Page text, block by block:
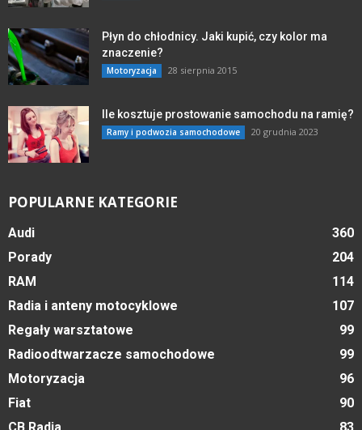
Płyn do chłodnicy. Jaki kupić, czy kolor ma
znaczenie?
Motoryzacja 28 sierpnia 2015
Ile kosztuje prostowanie samochodu na ramię?
Ramy i podwozia samochodowe 20 grudnia 2023
POPULARNE KATEGORIE
Audi
360
Porady
204
RAM
114
Radia i anteny motocyklowe
107
Regały warsztatowe
99
Radioodtwarzacze samochodowe
99
Motoryzacja
96
Fiat
90